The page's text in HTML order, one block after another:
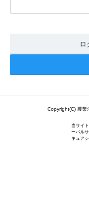
ロ
Copyright(C) 農
当サイ
ーバル
キュア